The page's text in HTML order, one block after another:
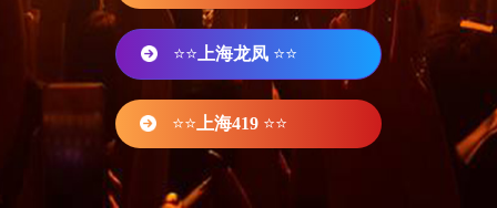
⭐⭐ 上海龙凤 ⭐⭐
⭐⭐ 上海419 ⭐⭐